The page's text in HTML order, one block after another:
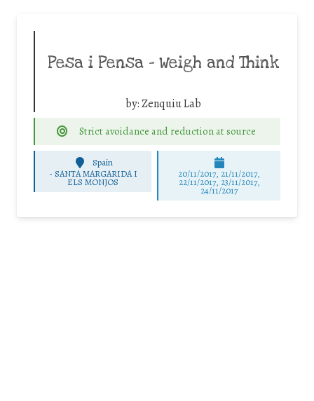
Pesa i Pensa – Weigh and Think
by:Zenquiu Lab
Strict avoidance and reduction at source
Spain
- SANTA MARGARIDA I
ELS MONJOS
20/11/2017, 21/11/2017,
22/11/2017, 23/11/2017,
24/11/2017